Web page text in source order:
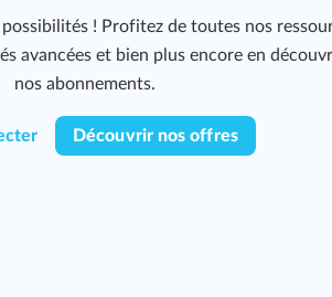
! Profitez de toutes nos
avancées et bien plus encore en
nos abonnements.
Découvrir nos offres